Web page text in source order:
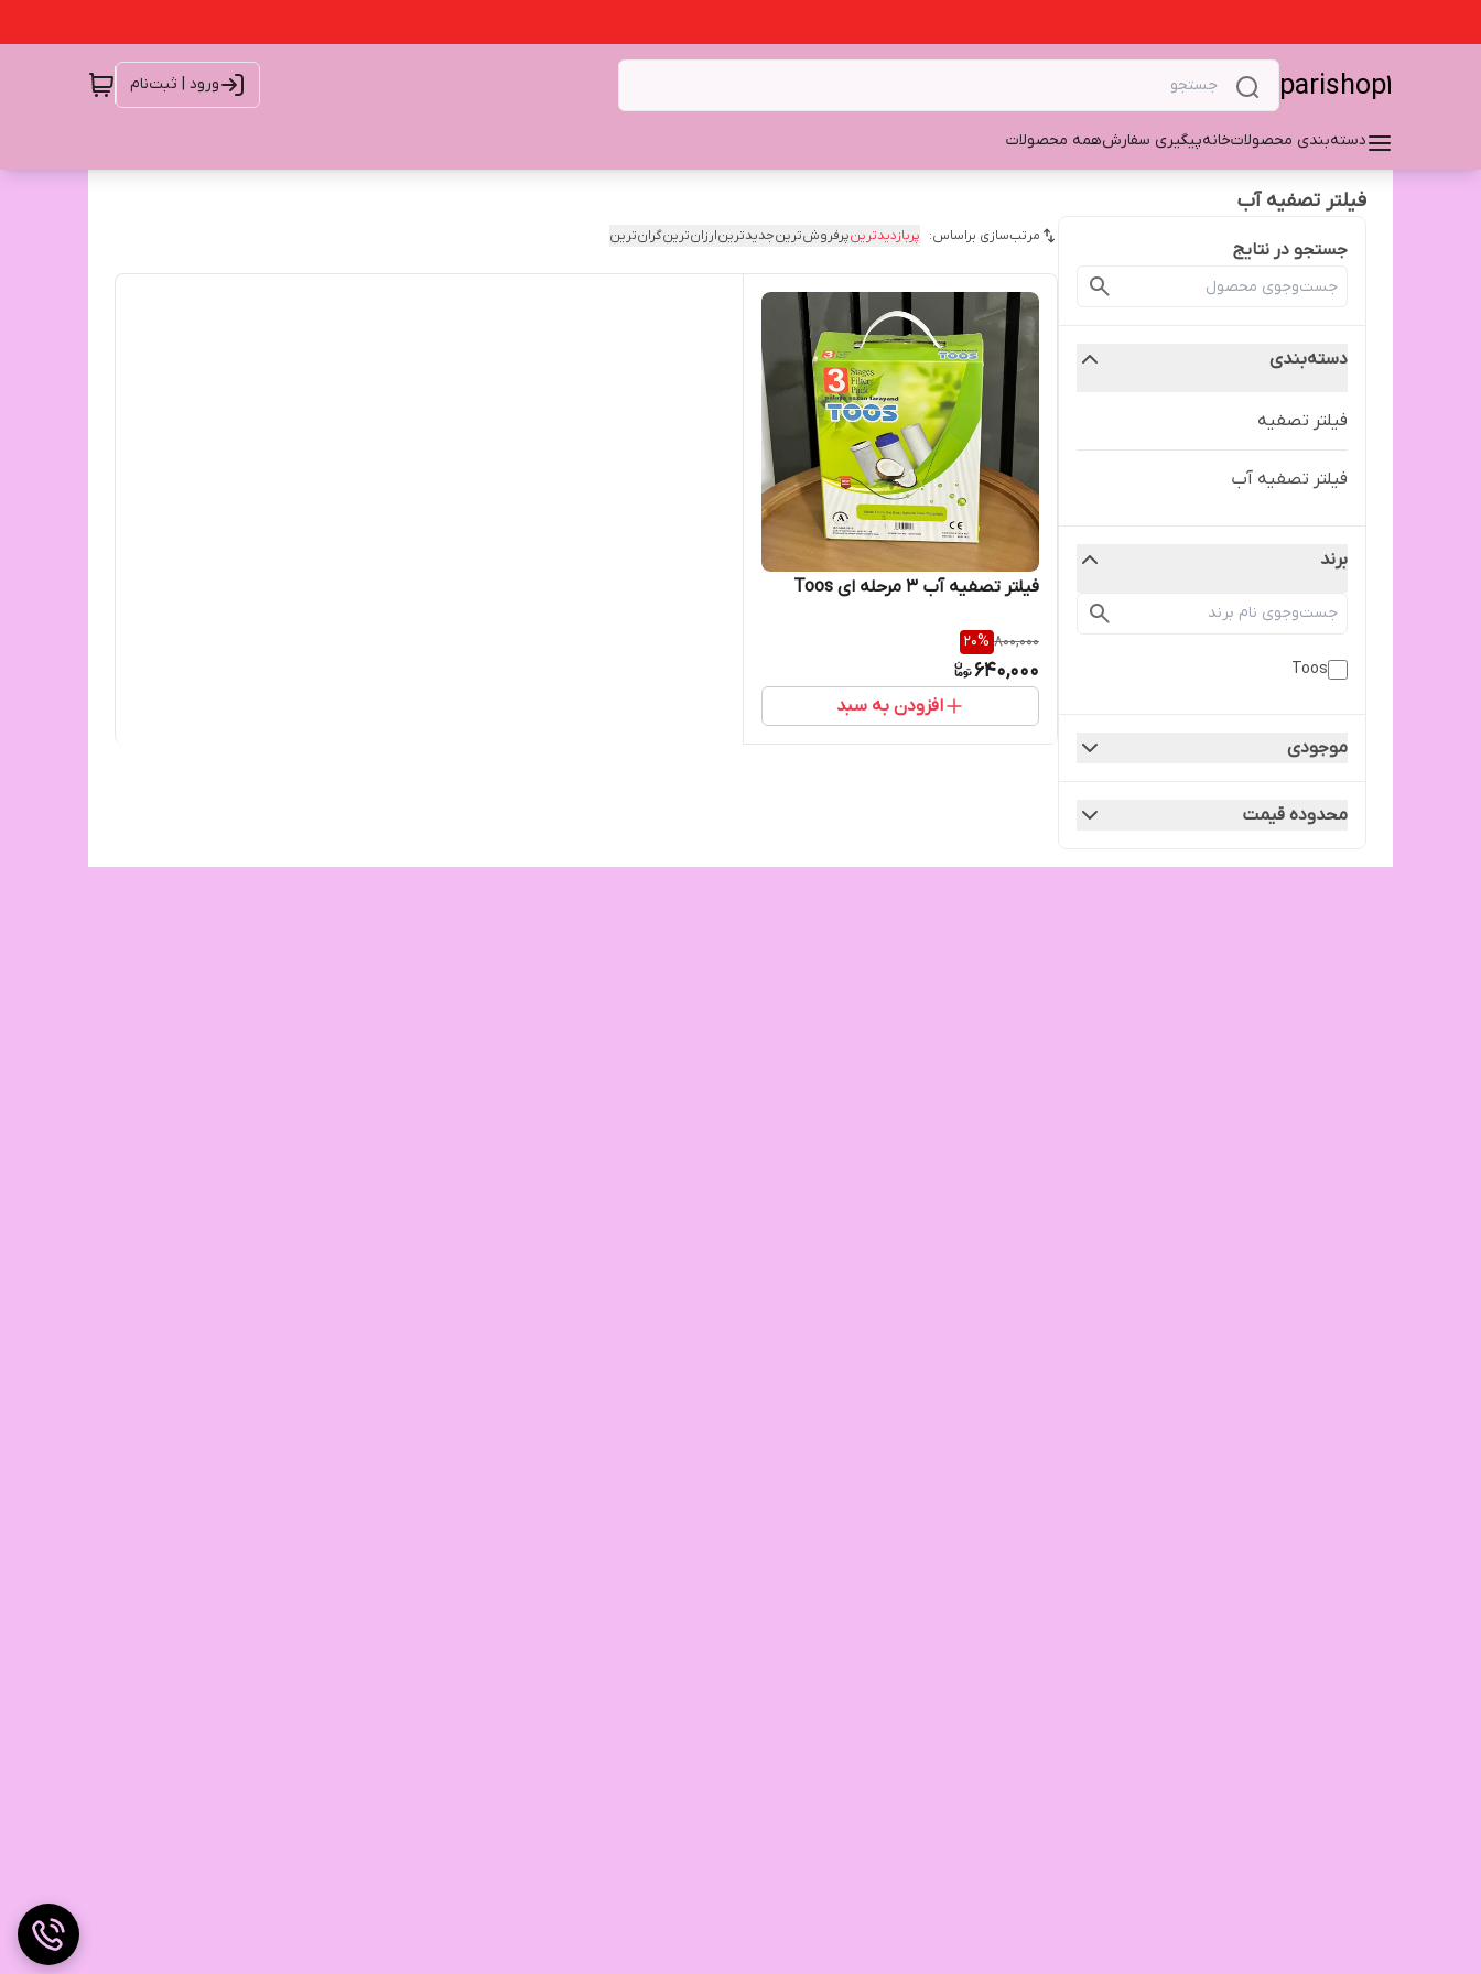
parishop1 ورود | ثبت‌نام
دسته‌بندی محصولاتخانهپیگیری سفارشهمه محصولات
فیلتر تصفیه آب
جستجو در نتایج
دسته‌بندی
فیلتر تصفیه
فیلتر تصفیه آب
برند
Toos
موجودی
محدوده قیمت
مرتب‌سازی براساس: پربازدیدترینپرفروش‌ترینجدیدترینارزان‌ترینگران‌ترین
فیلتر تصفیه آب ۳ مرحله ای Toos
800,000
20%
640,000
افزودن به سبد